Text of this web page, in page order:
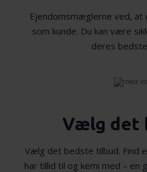
Ejendomsmæglerne ved, at
som kunde. Du kan være
deres
Vælg det
Vælg det bedste tilbud. Find
har tillid til og kemi med – en